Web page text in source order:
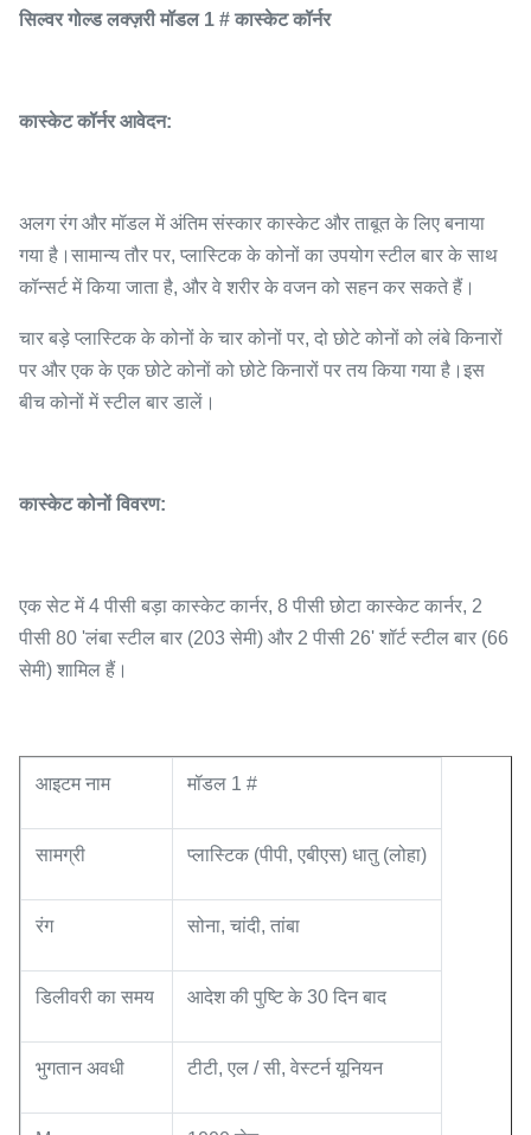
सिल्वर गोल्ड लक्ज़री मॉडल 1 # कास्केट कॉर्नर
कास्केट कॉर्नर आवेदन:
अलग रंग और मॉडल में अंतिम संस्कार कास्केट और ताबूत के लिए बनाया
गया है।सामान्य तौर पर, प्लास्टिक के कोनों का उपयोग स्टील बार के साथ
कॉन्सर्ट में किया जाता है, और वे शरीर के वजन को सहन कर सकते हैं।
चार बड़े प्लास्टिक के कोनों के चार कोनों पर, दो छोटे कोनों को लंबे किनारों
पर और एक के एक छोटे कोनों को छोटे किनारों पर तय किया गया है।इस
बीच कोनों में स्टील बार डालें।
कास्केट कोनों विवरण:
एक सेट में 4 पीसी बड़ा कास्केट कार्नर, 8 पीसी छोटा कास्केट कार्नर, 2
पीसी 80 'लंबा स्टील बार (203 सेमी) और 2 पीसी 26' शॉर्ट स्टील बार (66
सेमी) शामिल हैं।
आइटम नाम मॉडल 1 #
सामग्री प्लास्टिक (पीपी, एबीएस) धातु (लोहा)
रंग सोना, चांदी, तांबा
डिलीवरी का समय आदेश की पुष्टि के 30 दिन बाद
भुगतान अवधी टीटी, एल / सी, वेस्टर्न यूनियन